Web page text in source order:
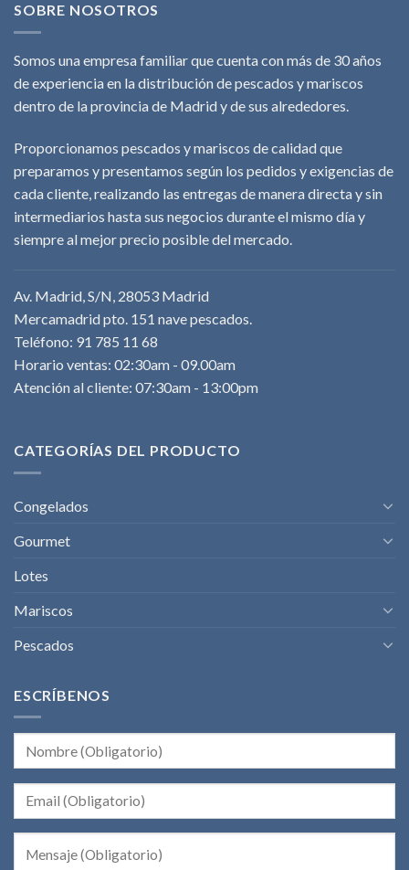
SOBRE NOSOTROS
Somos una empresa familiar que cuenta con más de 30 años
de experiencia en la distribución de pescados y mariscos
dentro de la provincia de Madrid y de sus alrededores.
Proporcionamos pescados y mariscos de calidad que
preparamos y presentamos según los pedidos y exigencias de
cada cliente, realizando las entregas de manera directa y sin
intermediarios hasta sus negocios durante el mismo día y
siempre al mejor precio posible del mercado.
Av. Madrid, S/N, 28053 Madrid
Mercamadrid pto. 151 nave pescados.
Teléfono: 91 785 11 68
Horario ventas: 02:30am - 09.00am
Atención al cliente: 07:30am - 13:00pm
CATEGORÍAS DEL PRODUCTO
Congelados
Gourmet
Lotes
Mariscos
Pescados
ESCRÍBENOS